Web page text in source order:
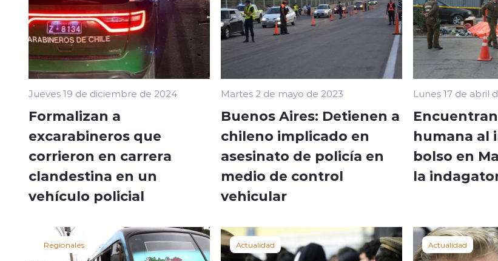
Jueves 19 de diciembre de 2024
Formalizan a
excarabineros que
corrieron en carrera
clandestina en un
vehículo policial
Martes 2 de mayo de 2023
Buenos Aires: Detienen a
chileno implicado en
asesinato de policía en
medio de control
vehicular
Lunes 17 de abril
humana al
bolso en
la
Regionales Actualidad Actualidad